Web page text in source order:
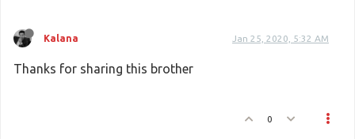
Kalana Jan 25, 2020, 5:32 AM
Thanks for sharing this brother
0